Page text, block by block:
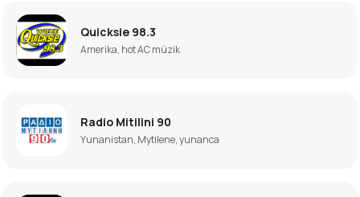
Quicksie 98.3
Amerika, hot AC müzik
Radio Mitilini 90
Yunanistan, Mytilene, yunanca